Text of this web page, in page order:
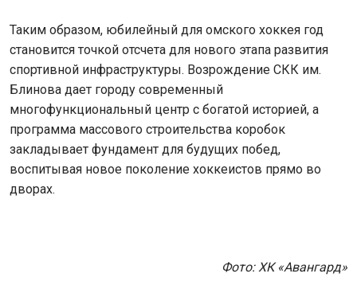
Таким образом, юбилейный для омского хоккея год
становится точкой отсчета для нового этапа развития
спортивной инфраструктуры. Возрождение СКК им.
Блинова дает городу современный
многофункциональный центр с богатой историей, а
программа массового строительства коробок
закладывает фундамент для будущих побед,
воспитывая новое поколение хоккеистов прямо во
дворах.
Фото: ХК «Авангард»